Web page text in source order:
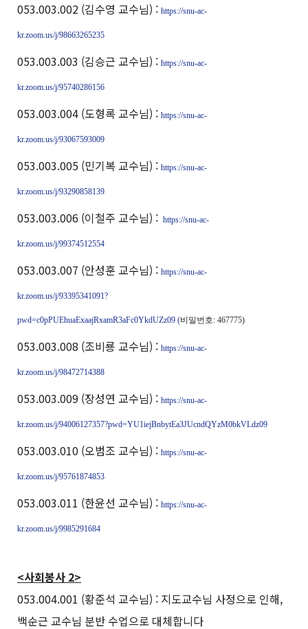
053.003.002 (김수영 교수님) : https://snu-ac-
kr.zoom.us/j/98663265235
053.003.003 (김승근 교수님) : https://snu-ac-
kr.zoom.us/j/95740286156
053.003.004 (도형록 교수님) : https://snu-ac-
kr.zoom.us/j/93067593009
053.003.005 (민기복 교수님) : https://snu-ac-
kr.zoom.us/j/93290858139
053.003.006 (이철주 교수님) : https://snu-ac-
kr.zoom.us/j/99374512554
053.003.007 (안성훈 교수님) : https://snu-ac-
kr.zoom.us/j/93395341091?
pwd=c0pPUEhuaExaajRxamR3aFc0YkdUZz09 (비밀번호: 467775)
053.003.008 (조비룡 교수님) : https://snu-ac-
kr.zoom.us/j/98472714388
053.003.009 (장성연 교수님) : https://snu-ac-
kr.zoom.us/j/94006127357?pwd=YU1iejBnbytEa3JUcndQYzM0bkVLdz09
053.003.010 (오범조 교수님) : https://snu-ac-
kr.zoom.us/j/95761874853
053.003.011 (한윤선 교수님) : https://snu-ac-
kr.zoom.us/j/9985291684
<사회봉사 2>
053.004.001 (황준석 교수님) : 지도교수님 사정으로 인해,
백순근 교수님 분반 수업으로 대체합니다